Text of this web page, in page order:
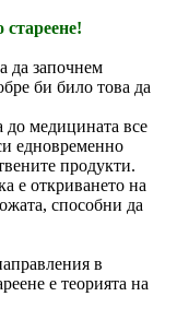
да започнем
би било това да
до медицината все
едновременно
продукти.
е откриването на
способни да
в
е теорията на